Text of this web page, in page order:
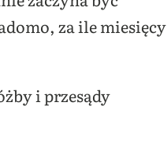
za ile miesięcy
i przesądy